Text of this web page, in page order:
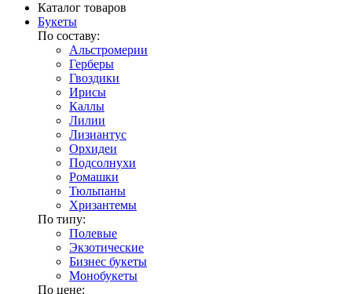
Каталог товаров
Букеты
По составу:
Альстромерии
Герберы
Гвоздики
Ирисы
Каллы
Лилии
Лизиантус
Орхидеи
Подсолнухи
Ромашки
Тюльпаны
Хризантемы
По типу:
Полевые
Экзотические
Бизнес букеты
Монобукеты
По цене: